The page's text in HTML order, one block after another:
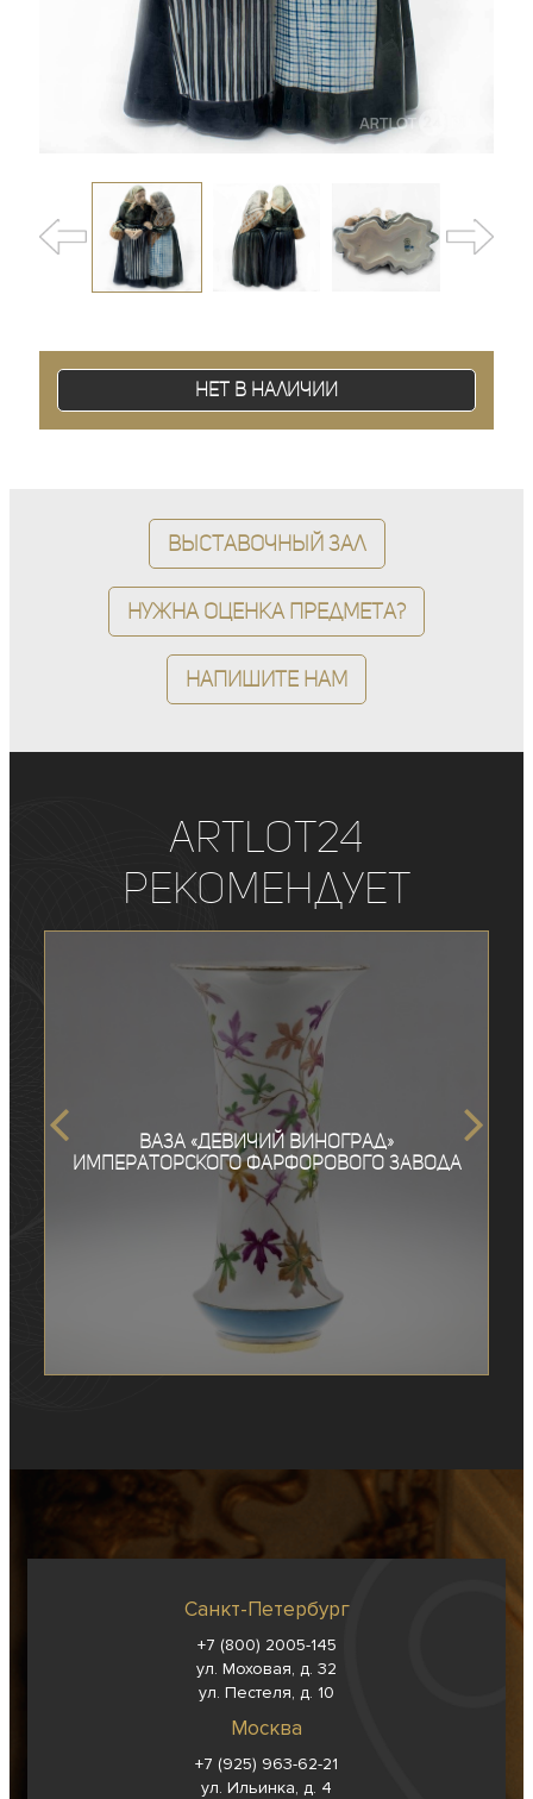
Нет в наличии
Выставочный зал
Нужна оценка предмета?
Напишите нам
ArtLot24
рекомендует
Ваза «Девичий виноград»
Императорского фарфорового завода
Санкт-Петербург
+7 (800) 2005-145
ул. Моховая, д. 32
ул. Пестеля, д. 10
Москва
+7 (925) 963-62-21
ул. Ильинка, д. 4